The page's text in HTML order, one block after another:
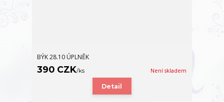
BÝK 28.10 ÚPLNĚK
390 CZK/ks Není skladem
Detail